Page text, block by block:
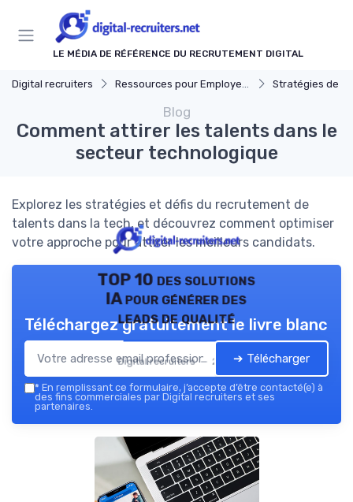
LE MÉDIA DE RÉFÉRENCE DU RECRUTEMENT DIGITAL
Digital recruiters Ressources pour Employeurs Stratégies de
Blog
Comment attirer les talents dans le
secteur technologique
Explorez les stratégies et défis du recrutement de
talents dans la tech, et découvrez comment optimiser
votre approche pour attirer les meilleurs candidats.
TOP 10 des solutions
IA pour générer des
leads de qualité
Digital recruiters — 2026
Téléchargez gratuitement le livre blanc
➔ Télécharger
* En remplissant ce formulaire, j’accepte d’être contacté(e) à
des fins commerciales par Digital recruiters et ses
partenaires.
Panneau de gestion des cookies